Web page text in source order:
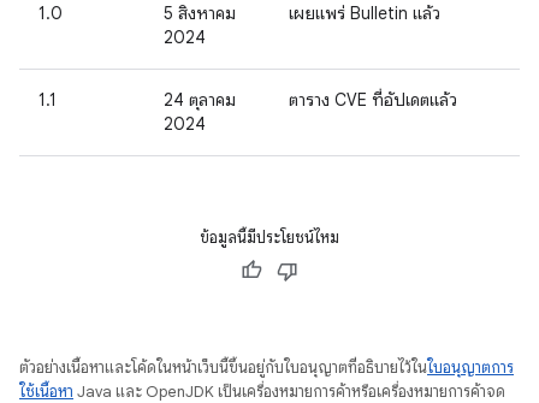
1.0
5 สิงหาคม
2024
เผยแพร่ Bulletin แล้ว
1.1
24 ตุลาคม
2024
ตาราง CVE ที่อัปเดตแล้ว
ข้อมูลนี้มีประโยชน์ไหม
ตัวอย่างเนื้อหาและโค้ดในหน้าเว็บนี้ขึ้นอยู่กับใบอนุญาตที่อธิบายไว้ในใบอนุญาตการ
ใช้เนื้อหา Java และ OpenJDK เป็นเครื่องหมายการค้าหรือเครื่องหมายการค้าจด